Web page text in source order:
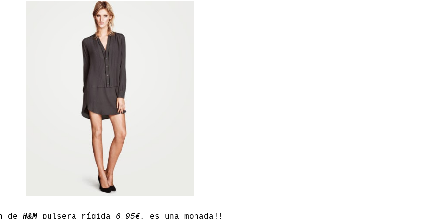
de H&M pulsera rígida 6,95€, es una monada!!